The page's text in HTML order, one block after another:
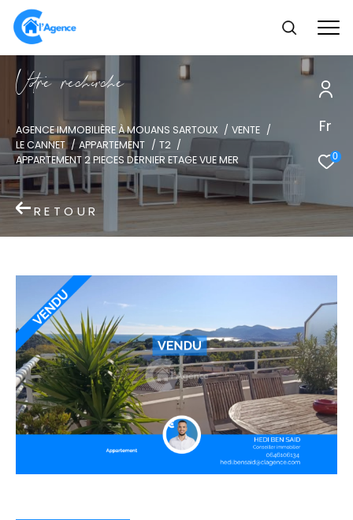
Fr
0
Vore recece
AGENCE IMMOBILIÈRE À MOUANS SARTOUX
VENTE
LE CANNET
APPARTEMENT
T2
APPARTEMENT 2 PIECES DERNIER ETAGE VUE MER
RETOUR